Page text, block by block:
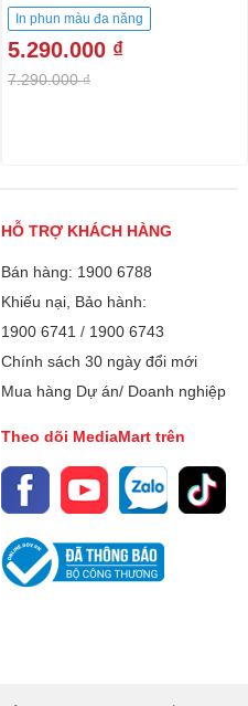
In phun màu đa năng
5.290.000 ₫
7.290.000 ₫
HỖ TRỢ KHÁCH HÀNG
Bán hàng: 1900 6788
Khiếu nại, Bảo hành:
1900 6741 / 1900 6743
Chính sách 30 ngày đổi mới
Mua hàng Dự án/ Doanh nghiệp
Theo dõi MediaMart trên